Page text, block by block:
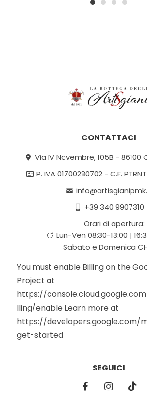
CONTATTACI
Via IV Novembre, 105B -
P. IVA 01700280702 - C.F.
+39 340 9907310
Orari di apertura:
Lun-Ven 08:30-13:00 |
Sabato e Domenica
You must enable Billing on the
Project at
https://
lling/enable Learn more at
https://developers.google.com/
get-started
SEGUICI